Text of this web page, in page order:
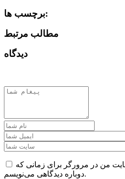
برچسب ها:
مطالب مرتبط
دیدگاه
من در مرورگر برای زمانی که
دوباره دیدگاهی می‌نویسم.